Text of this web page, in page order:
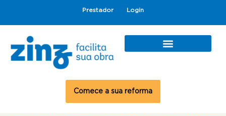
Prestador Login
Comece a sua reforma